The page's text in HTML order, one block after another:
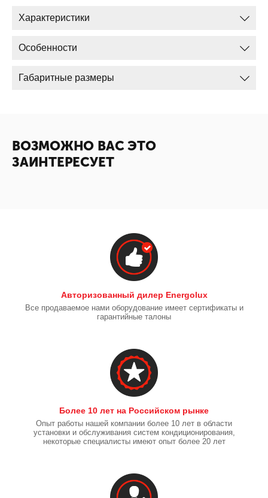
Характеристики
Особенности
Габаритные размеры
ВОЗМОЖНО ВАС ЭТО
ЗАИНТЕРЕСУЕТ
Авторизованный дилер Energolux
Все продаваемое нами оборудование имеет сертификаты и
гарантийные талоны
Более 10 лет на Российском рынке
Опыт работы нашей компании более 10 лет в области
установки и обслуживания систем кондиционирования,
некоторые специалисты имеют опыт более 20 лет